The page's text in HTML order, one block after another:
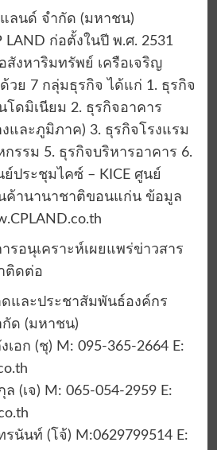
ลนด์ จำกัด (มหาชน)
ก่อตั้งในปี พ.ศ. 2531
งหาริมทรัพย์ เครือเจริญ
ย 7 กลุ่มธุรกิจ ได้แก่ 1. ธุรกิจ
ดมิเนียม 2. ธุรกิจอาคาร
และภูมิภาค) 3. ธุรกิจโรงแรม
รรม 5. ธุรกิจบริหารอาคาร 6.
ประชุมไคซ์ – KICE ศูนย์
ค้านานาชาติขอนแก่น ข้อมูล
อนุเคราะห์เผยแพร่ข่าวสาร
ติดต่อ
และประชาสัมพันธ์องค์กร
ด (มหาชน)
อก (ชุ) M: 095-365-2664 E:
(เจ) M: 065-054-2959 E:
นท์ (โจ้) M:0629799514 E: